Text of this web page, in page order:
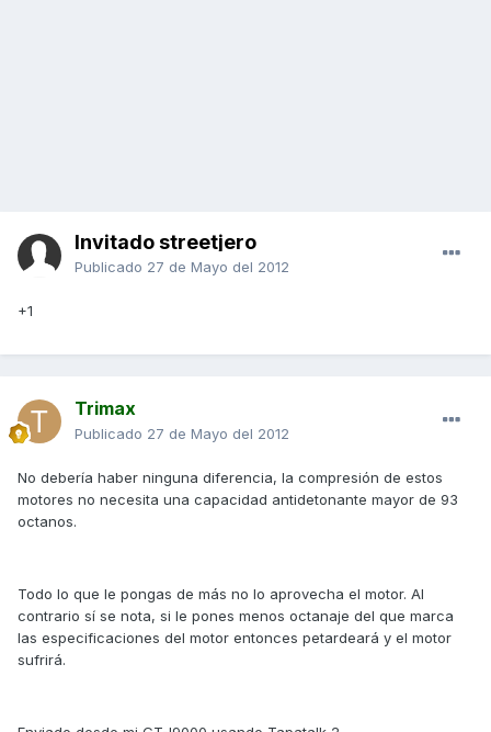
Invitado streetjero
Publicado 27 de Mayo del 2012
+1
Trimax
Publicado 27 de Mayo del 2012
No debería haber ninguna diferencia, la compresión de estos
motores no necesita una capacidad antidetonante mayor de 93
octanos.
Todo lo que le pongas de más no lo aprovecha el motor. Al
contrario sí se nota, si le pones menos octanaje del que marca
las especificaciones del motor entonces petardeará y el motor
sufrirá.